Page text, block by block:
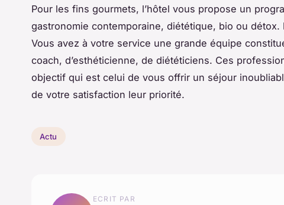
Pour les fins gourmets, l’hôtel vous propose un
gastronomie contemporaine, diététique, bio ou
Vous avez à votre service une grande équipe
coach, d’esthéticienne, de diététiciens. Ces
objectif qui est celui de vous offrir un séjour
de votre satisfaction leur priorité.
Actu
ECRIT PAR